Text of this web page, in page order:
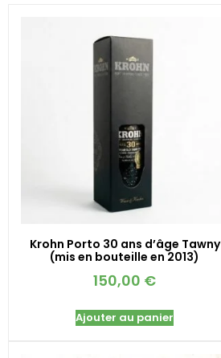
Krohn Porto 30 ans d’âge Tawny
(mis en bouteille en 2013)
150,00 €
Ajouter au panier